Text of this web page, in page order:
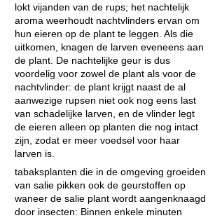
lokt vijanden van de rups; het nachtelijk
aroma weerhoudt nachtvlinders ervan om
hun eieren op de plant te leggen. Als die
uitkomen, knagen de larven eveneens aan
de plant. De nachtelijke geur is dus
voordelig voor zowel de plant als voor de
nachtvlinder: de plant krijgt naast de al
aanwezige rupsen niet ook nog eens last
van schadelijke larven, en de vlinder legt
de eieren alleen op planten die nog intact
zijn, zodat er meer voedsel voor haar
larven is.
tabaksplanten die in de omgeving groeiden
van salie pikken ook de geurstoffen op
waneer de salie plant wordt aangenknaagd
door insecten: Binnen enkele minuten